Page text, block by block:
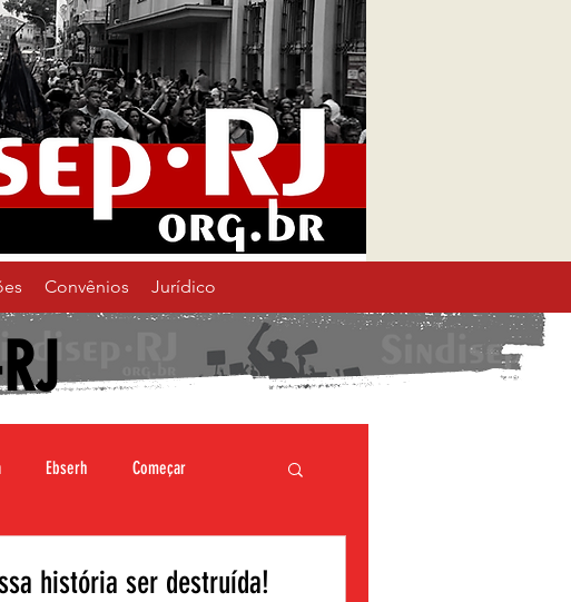
Convênios Jurídico
Ebserh Começar
história ser destruída!